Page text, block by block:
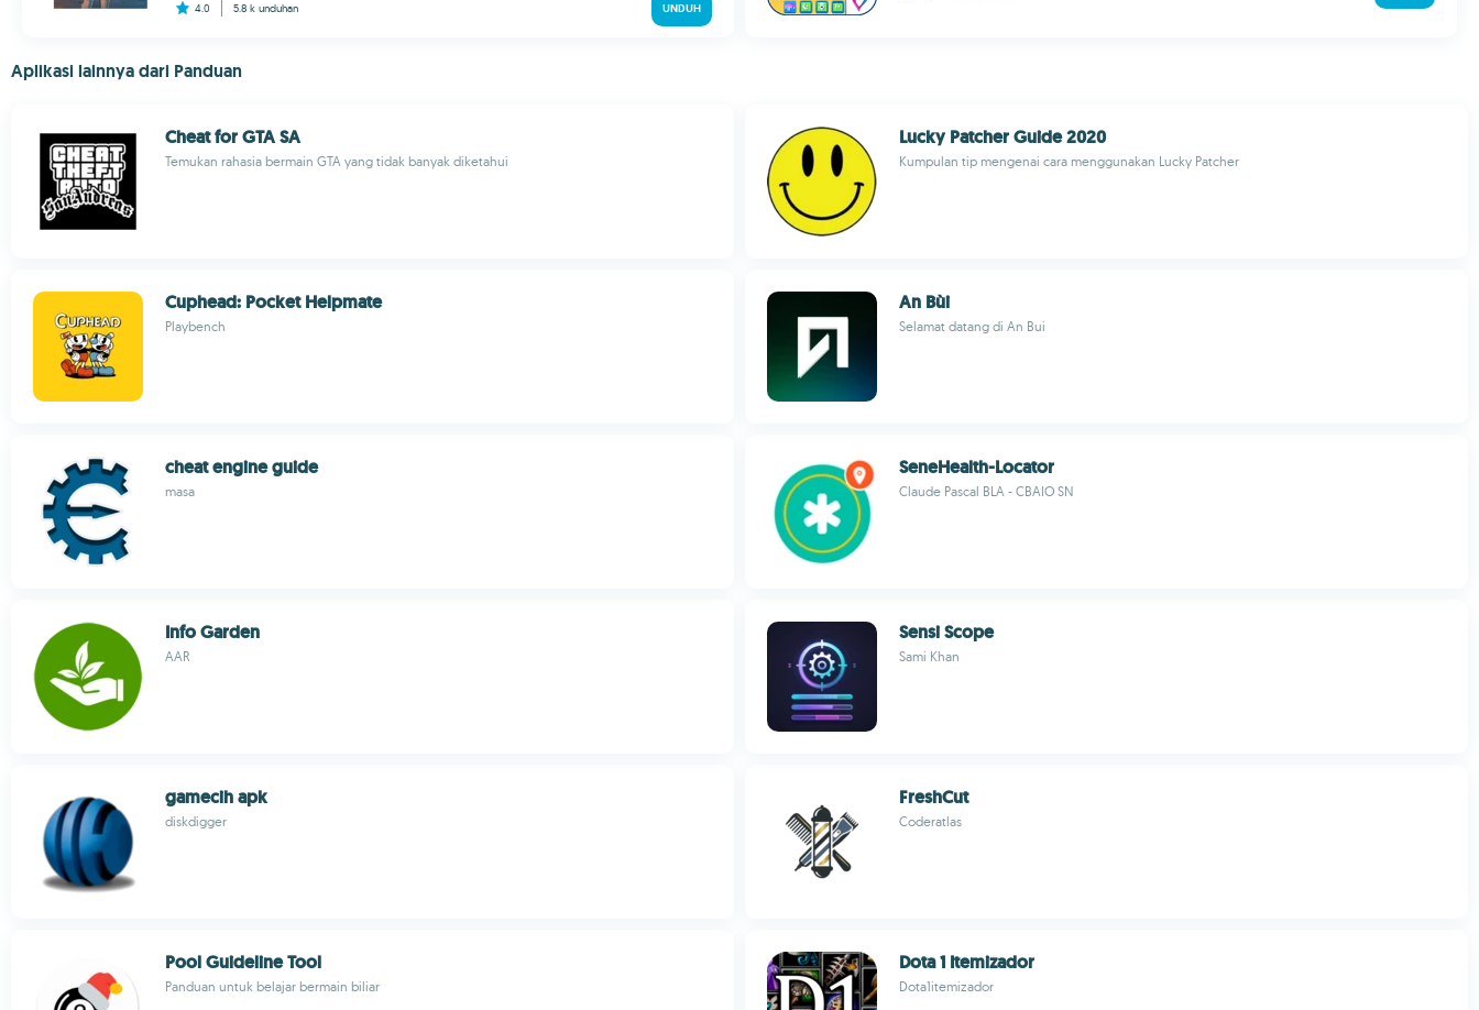
4.0 5.8 k unduhan UNDUH
Aplikasi lainnya dari Panduan
Cheat for GTA SA
Temukan rahasia bermain GTA yang tidak banyak diketahui
Lucky Patcher Guide 2020
Kumpulan tip mengenai cara menggunakan Lucky Patcher
Cuphead: Pocket Helpmate
Playbench
An Bùi
Selamat datang di An Bui
cheat engine guide
masa
SeneHealth-Locator
Claude Pascal BLA - CBAIO SN
Info Garden
AAR
Sensi Scope
Sami Khan
gamecih apk
diskdigger
FreshCut
Coderatlas
Pool Guideline Tool
Panduan untuk belajar bermain biliar
Dota 1 Itemizador
Dota1itemizador